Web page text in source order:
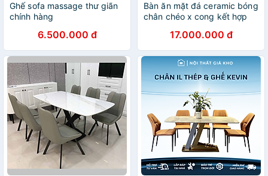
Ghế sofa massage thư giãn
chính hàng
6.500.000 đ
Bàn ăn mặt đá ceramic bóng
chân chéo x cong kết hợp
17.000.000 đ